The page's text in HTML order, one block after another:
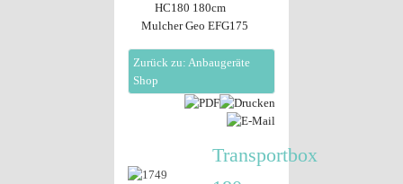
HC180 180cm
Mulcher Geo EFG175
Zurück zu: Anbaugeräte
Shop
Transportbox